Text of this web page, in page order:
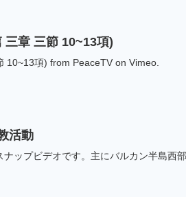
三章 三節 10~13項)
10~13項) from PeaceTV on Vimeo.
活動
ップビデオです。主にバルカン半島